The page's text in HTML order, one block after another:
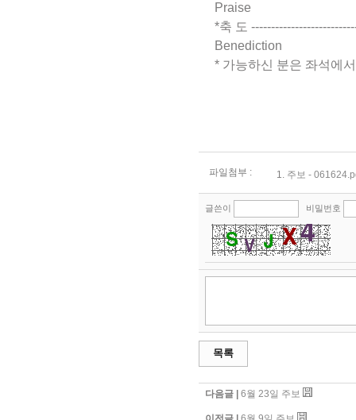
Praise
*축 도
Benediction
* 가능하신 분은 좌석에
파일첨부 : 1. 주보 -
글쓴이 비밀번호
목록
다음글 | 6월 23일 주보